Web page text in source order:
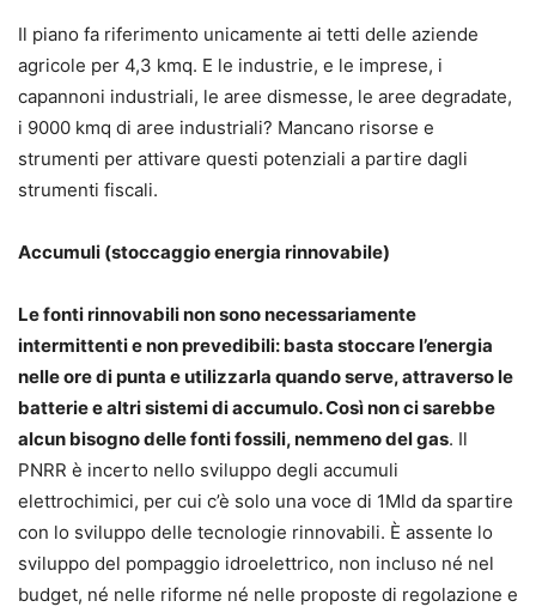
Il piano fa riferimento unicamente ai tetti delle aziende
agricole per 4,3 kmq. E le industrie, e le imprese, i
capannoni industriali, le aree dismesse, le aree degradate,
i 9000 kmq di aree industriali? Mancano risorse e
strumenti per attivare questi potenziali a partire dagli
strumenti fiscali.
Accumuli (stoccaggio energia rinnovabile)
Le fonti rinnovabili non sono necessariamente
intermittenti e non prevedibili: basta stoccare l’energia
nelle ore di punta e utilizzarla quando serve, attraverso le
batterie e altri sistemi di accumulo. Così non ci sarebbe
alcun bisogno delle fonti fossili, nemmeno del gas. Il
PNRR è incerto nello sviluppo degli accumuli
elettrochimici, per cui c’è solo una voce di 1Mld da spartire
con lo sviluppo delle tecnologie rinnovabili. È assente lo
sviluppo del pompaggio idroelettrico, non incluso né nel
budget, né nelle riforme né nelle proposte di regolazione e